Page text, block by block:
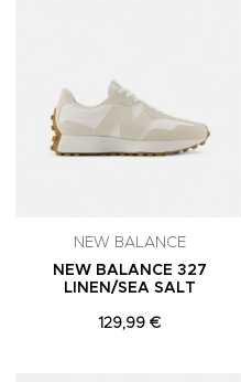
NEW BALANCE
NEW BALANCE 327
LINEN/SEA SALT
129,99 €